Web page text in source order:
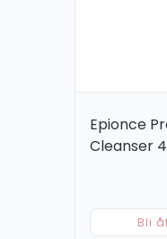
Epionce
Cleanser
Bli